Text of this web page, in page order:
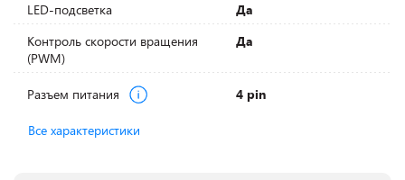
LED-подсветка
Да
Контроль скорости вращения
(PWM)
Да
Разъем питания 4 pin
Все характеристики